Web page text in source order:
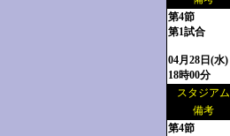
第4節
第1試合
04月28日(水)
18時00分
スタジアム
備考
第4節